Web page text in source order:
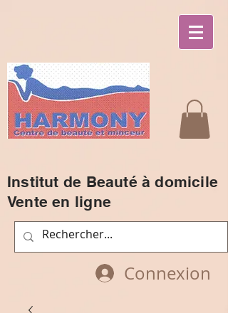
Institut de Beauté à domicile
Vente en ligne
Connexion